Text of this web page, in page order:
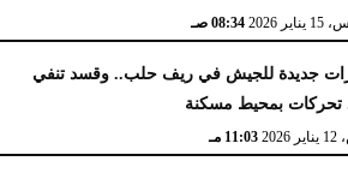
2026 08:34 صـ
جديدة للجيش في ريف حلب.. وقسد تنفي
تحركات بمحيط مسكنة
11:03 مـ